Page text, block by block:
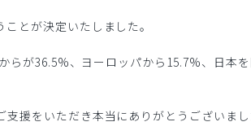
とが決定いたしました。
らが36.5%、ヨーロッパから15.7%、日本
援をいただき本当にありがとうございまし